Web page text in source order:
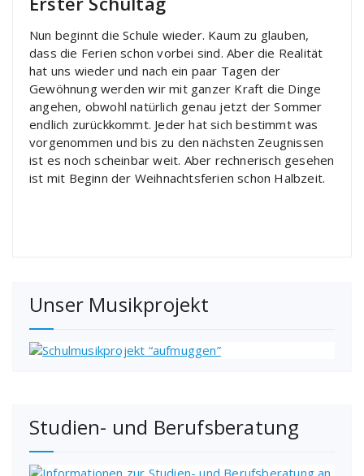
Nun beginnt die Schule wieder. Kaum zu glauben,
dass die Ferien schon vorbei sind. Aber die Realität
hat uns wieder und nach ein paar Tagen der
Gewöhnung werden wir mit ganzer Kraft die Dinge
angehen, obwohl natürlich genau jetzt der Sommer
endlich zurückkommt. Jeder hat sich bestimmt was
vorgenommen und bis zu den nächsten Zeugnissen
ist es noch scheinbar weit. Aber rechnerisch gesehen
ist mit Beginn der Weihnachtsferien schon Halbzeit.
Unser Musikprojekt
Studien- und Berufsberatung